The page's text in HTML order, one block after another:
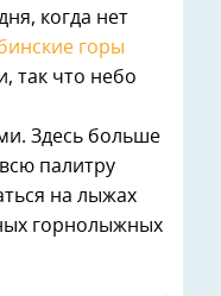
когда нет
горы
так что небо
Здесь больше
палитру
на лыжах
горнолыжных